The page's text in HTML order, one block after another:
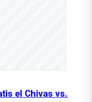
el Chivas vs.